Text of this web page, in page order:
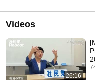
Videos
26:16